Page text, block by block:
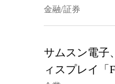
金融/証券
サムスン電子
ィスプレイ「